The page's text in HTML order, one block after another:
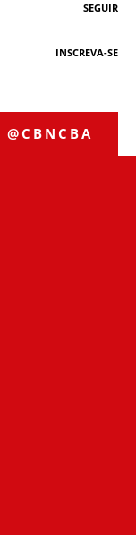
SEGUIR
INSCREVA-SE
@CBNCBA